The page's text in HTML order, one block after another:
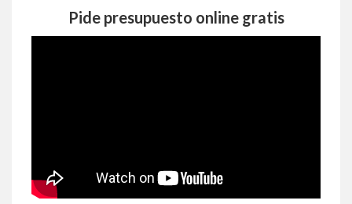
Pide presupuesto online gratis